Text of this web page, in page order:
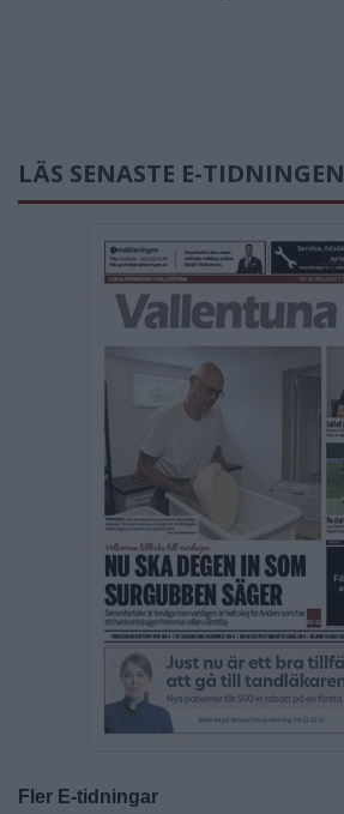
LÄS SENASTE E-TIDNINGEN
Fler E-tidningar